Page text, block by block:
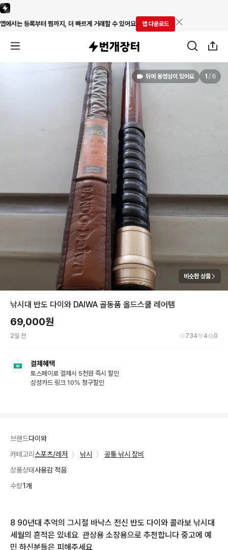
앱에서는 등록부터 찜까지, 더 빠르게 거래할 수 있어요 앱 다운로드
뒤에 동영상이 있어요 1 / 6
비슷한 상품
낚시대 반도 다이와 DAIWA 골동품 올드스쿨 레어템
69,000원
2일 전 734 4 0
결제혜택
토스페이로 결제시 5천원 즉시 할인
삼성카드 링크 10% 청구할인
브랜드다이와
카테고리 스포츠/레저 〉 낚시 〉
공통 낚시 장비
상품상태사용감 적음
수량1개
8 90년대 추억의 그시절 바낙스 전신 반도 다이와 콜라보 낚시대
세월의 흔적은 있네요  관상용 소장용으로 추천합니다 중고에 예
민 하신분들은 피해주세요